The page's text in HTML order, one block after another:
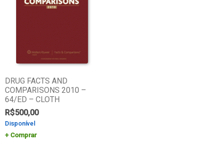
DRUG FACTS AND
COMPARISONS 2010 –
64/ED – CLOTH
R$500,00
Disponível
Comprar